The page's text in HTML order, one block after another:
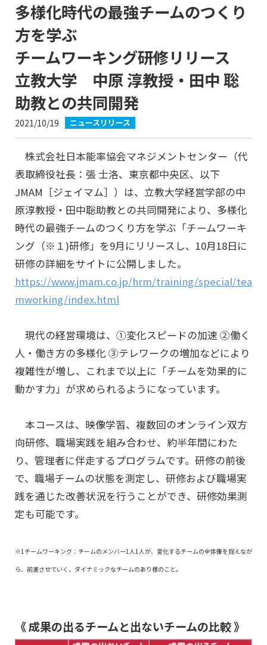
多様化時代の最強チームのつくり
方を学ぶ
チームワーキング研修リリース
立教大学 中原 淳教授・田中 聡
助教との共同開発
2021/10/19 ニュースリリース
株式会社日本能率協会マネジメントセンター（代
表取締役社長：張 士洛、東京都中央区、以下
JMAM［ジェイマム］）は、立教大学経営学部の中
原淳教授・田中聡助教との共同開発により、多様化
時代の最強チームのつくり方を学ぶ「チームワーキ
ング（※１)研修」を9月にリリースし、10月18日に
研修の詳細をサイトに公開しました。
https://www.jmam.co.jp/hrm/training/special/tea
mworking/index.html
現代の経営環境は、①変化スピードの加速 ②働く
人・働き方の多様化 ③テレワークの増加などにより
複雑性が増し、これまで以上に「チームを効果的に
動かす力」が求められるようになっています。
本コースは、映像学習、複数回のオンライン双方
向研修、職場実践を組み合わせ、約半年間にわた
り、管理者に伴走するプログラムです。研修の前後
で、職場チームの状態を測定し、研修および職場実
践を通じた改善状況を行うことができ、研修効果測
定も可能です。
※1チームワーキング：チームのメンバー1人1人が、変化するチームの全体像を捉えなが
ら、前進させていく、ダイナミックなチームのあり様のこと。
《 成果の出るチームと出ないチームの比較 》